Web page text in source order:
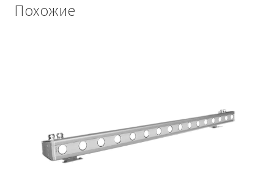
Похожие